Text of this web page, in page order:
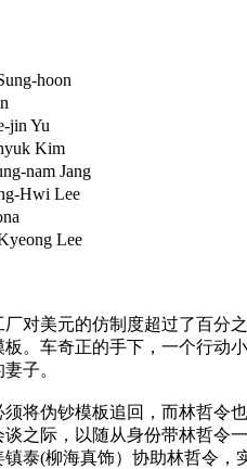
hoon
Yu
Kim
Jang
Lee
Lee
美元的仿制度超过了百分之
。车奇正的手下，一个行动
子。
伪钞模板追回，而林哲令也
之际，以随从身份带林哲令
泰(柳海真饰）协助林哲令